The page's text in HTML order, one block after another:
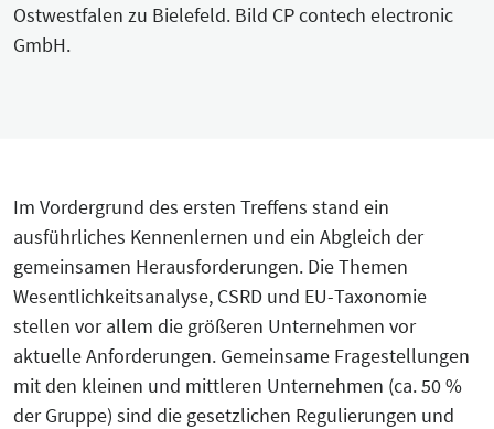
Ostwestfalen zu Bielefeld. Bild CP contech electronic
GmbH.
Im Vordergrund des ersten Treffens stand ein
ausführliches Kennenlernen und ein Abgleich der
gemeinsamen Herausforderungen. Die Themen
Wesentlichkeitsanalyse, CSRD und EU-Taxonomie
stellen vor allem die größeren Unternehmen vor
aktuelle Anforderungen. Gemeinsame Fragestellungen
mit den kleinen und mittleren Unternehmen (ca. 50 %
der Gruppe) sind die gesetzlichen Regulierungen und